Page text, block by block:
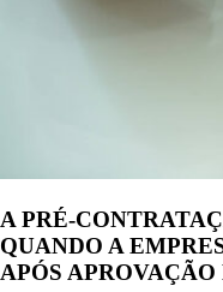
A PRÉ-
QUANDO A
APÓS